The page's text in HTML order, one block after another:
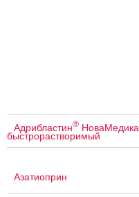
Адрибластин® НоваМедика
быстрорастворимый
Азатиоприн